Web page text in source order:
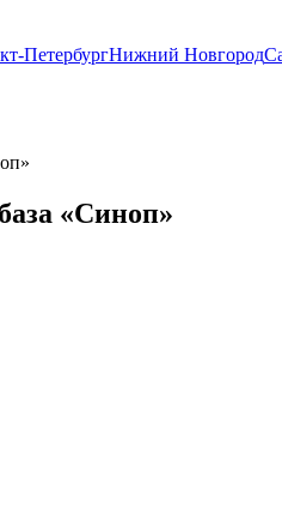
ПетербургНижний Новгород
«Синоп»